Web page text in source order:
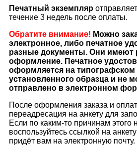
Печатный экземпляр
течение 3 недель после оплаты.
Обратите внимание! Можно
электронное, либо печатное
разные документы. Они имеют
оформление. Печатное
оформляется на типографском
установленного образца и не
отправлено в электронном
После оформления заказа и
переадресация на анкету для
Если по каким-то причинам этого
воспользуйтесь ссылкой на
придёт вам на электронную почту.